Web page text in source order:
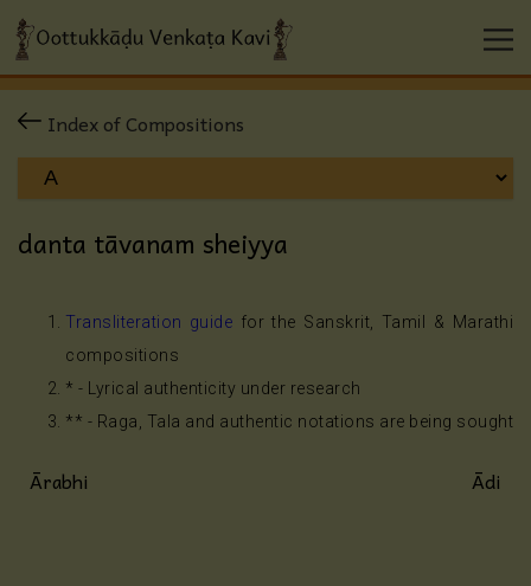
Index of Compositions
danta tāvanam sheiyya
Transliteration guide for the Sanskrit, Tamil & Marathi
compositions
* - Lyrical authenticity under research
** - Raga, Tala and authentic notations are being sought
Ārabhi Ādi